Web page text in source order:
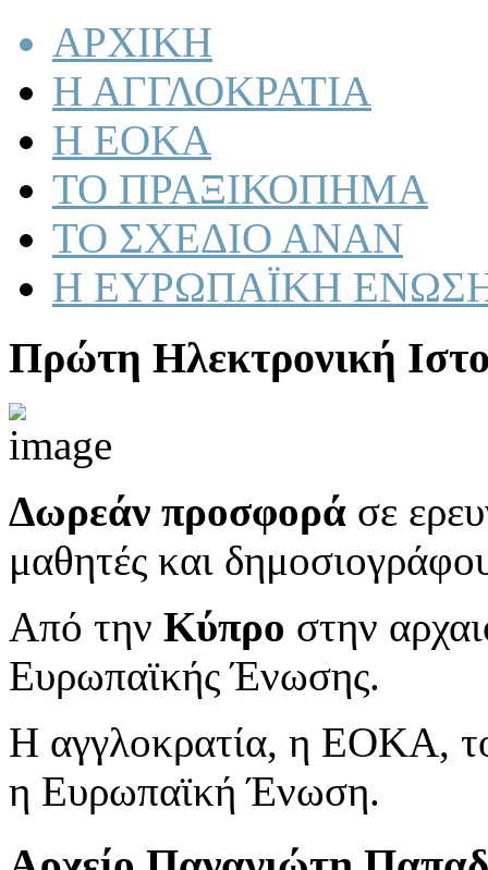
ΑΡΧΙΚΗ
Η ΑΓΓΛΟΚΡΑΤΙΑ
Η ΕΟΚΑ
ΤΟ ΠΡΑΞΙΚΟΠΗΜΑ
ΤΟ ΣΧΕΔΙΟ ΑΝΑΝ
Η ΕΥΡΩΠΑΪΚΗ
Πρώτη Ηλεκτρονική
Δωρεάν προσφορά σε
μαθητές και
Από την Κύπρο στην
Ευρωπαϊκής Ένωσης.
Η αγγλοκρατία, η ΕΟΚΑ,
η Ευρωπαϊκή Ένωση.